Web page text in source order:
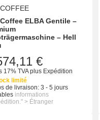
ELBA Gentile –
– Hell
€
17% TVAplus Expédition
limité
de livraison: 3 - 5 jours
informations
> Étranger